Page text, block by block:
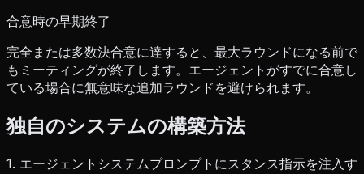
合意時の早期終了
完全または多数決合意に達すると、最大ラウンドになる前で
もミーティングが終了します。エージェントがすでに合意し
ている場合に無意味な追加ラウンドを避けられます。
独自のシステムの構築方法
1. エージェントシステムプロンプトにスタンス指示を注入す